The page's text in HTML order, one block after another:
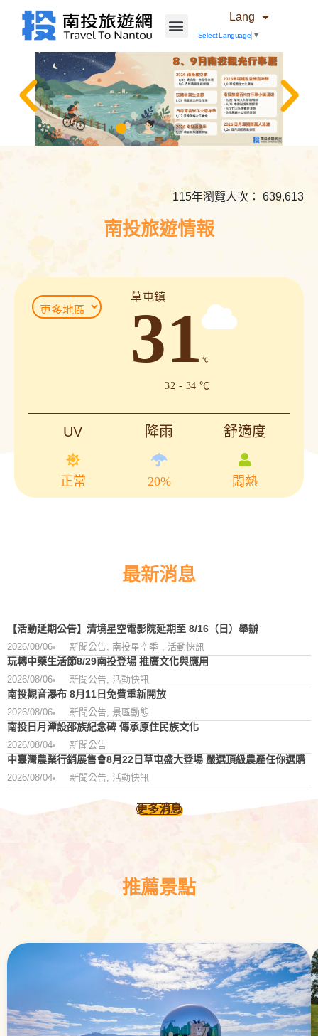
Lang
Select Language ▼
115年瀏覽人次： 639,613
南投旅遊情報
草屯鎮
31℃
32 - 34 ℃
UV
正常
降雨
20%
舒適度
悶熱
最新消息
【活動延期公告】清境星空電影院延期至 8/16（日）舉辦
2026/08/06 新聞公告, 南投星空季 , 活動快訊
玩轉中藥生活節8/29南投登場 推廣文化與應用
2026/08/06 新聞公告, 活動快訊
南投觀音瀑布 8月11日免費重新開放
2026/08/06 新聞公告, 景區動態
南投日月潭設邵族紀念碑 傳承原住民族文化
2026/08/04 新聞公告
中臺灣農業行銷展售會8月22日草屯盛大登場 嚴選頂級農產任你選購
2026/08/04 新聞公告, 活動快訊
更多消息
推薦景點